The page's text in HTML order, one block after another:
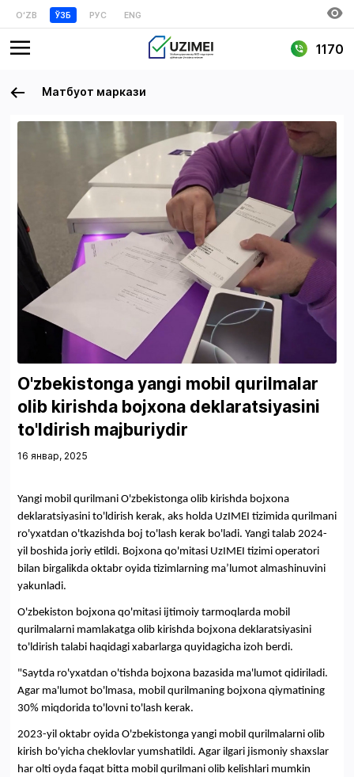
OʻZB ЎЗБ РУС ENG
1170
Матбуот маркази
O'zbekistonga yangi mobil qurilmalar
olib kirishda bojxona deklaratsiyasini
to'ldirish majburiydir
16 январ, 2025
Yangi mobil qurilmani O'zbekistonga olib kirishda bojxona
deklaratsiyasini to'ldirish kerak, aks holda UzIMEI tizimida qurilmani
ro'yxatdan o'tkazishda boj to'lash kerak bo'ladi. Yangi talab 2024-
yil boshida joriy etildi. Bojxona qo'mitasi UzIMEI tizimi operatori
bilan birgalikda oktabr oyida tizimlarning ma’lumot almashinuvini
yakunladi.
O'zbekiston bojxona qo'mitasi ijtimoiy tarmoqlarda mobil
qurilmalarni mamlakatga olib kirishda bojxona deklaratsiyasini
to'ldirish talabi haqidagi xabarlarga quyidagicha izoh berdi.
"Saytda ro'yxatdan o'tishda bojxona bazasida ma'lumot qidiriladi.
Agar ma'lumot bo'lmasa, mobil qurilmaning bojxona qiymatining
30% miqdorida to'lovni to'lash kerak.
2023-yil oktabr oyida O'zbekistonga yangi mobil qurilmalarni olib
kirish bo'yicha cheklovlar yumshatildi. Agar ilgari jismoniy shaxslar
har olti oyda faqat bitta mobil qurilmani olib kelishlari mumkin